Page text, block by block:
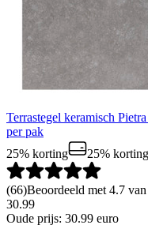
Terrastegel keramisch
per pak
25% korting
25% korting
(66)Beoordeeld met 4.7
30.99
Oude prijs: 30.99 euro